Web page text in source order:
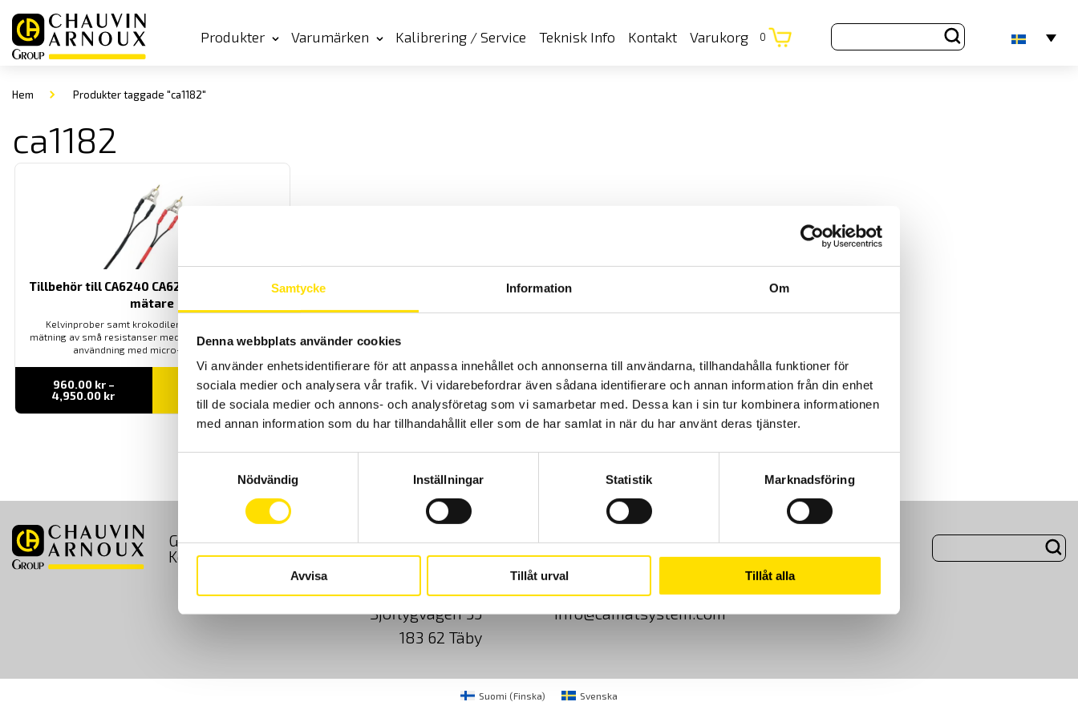
Samtycke Information Om
Denna webbplats använder cookies
Vi använder enhetsidentifierare för att anpassa innehållet och annonserna till användarna, tillhandahålla funktioner för
sociala medier och analysera vår trafik. Vi vidarebefordrar även sådana identifierare och annan information från din enhet
till de sociala medier och annons- och analysföretag som vi samarbetar med. Dessa kan i sin tur kombinera informationen
med annan information som du har tillhandahållit eller som de har samlat in när du har använt deras tjänster.
Nödvändig
Inställningar Statistik Marknadsföring
Avvisa Tillåt urval Tillåt alla
Produkter Varumärken Kalibrering / Service Teknisk Info Kontakt Varukorg 0
Hem Produkter taggade "ca1182"
ca1182
Tillbehör till CA6240 CA6250 & CA6255 μΩ-
mätare
Kelvinprober samt krokodiler och klämmor för
mätning av små resistanser med 4-trådsmetoden för
användning med micro-ohmmeter.
960.00 kr –
4,950.00 krPrisintervall:
till
LÄS MER
GDPR Köpvillkor Cookies Klagomål Kundundersökning
Om Oss
Kontakt
CA Mätsystem AB
Sjöflygvägen 35
183 62 Täby
08-50 52 68 00
info@camatsystem.com
Suomi (Finska) Svenska